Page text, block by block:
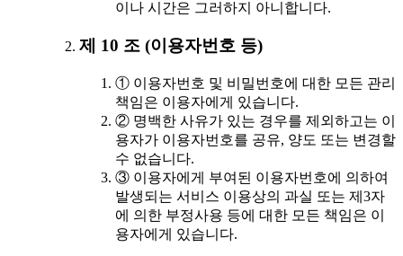
이나 시간은 그러하지 아니합니다.
제 10 조 (이용자번호 등)
① 이용자번호 및 비밀번호에 대한 모든 관리
책임은 이용자에게 있습니다.
② 명백한 사유가 있는 경우를 제외하고는 이
용자가 이용자번호를 공유, 양도 또는 변경할
수 없습니다.
③ 이용자에게 부여된 이용자번호에 의하여
발생되는 서비스 이용상의 과실 또는 제3자
에 의한 부정사용 등에 대한 모든 책임은 이
용자에게 있습니다.